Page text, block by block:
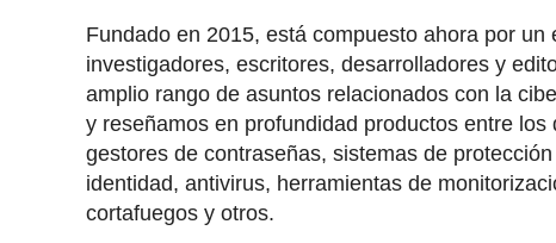
Fundado en 2015, está compuesto ahora por un
investigadores, escritores, desarrolladores y
amplio rango de asuntos relacionados con la
y reseñamos en profundidad productos entre los
gestores de contraseñas, sistemas de
identidad, antivirus, herramientas de
cortafuegos y otros.